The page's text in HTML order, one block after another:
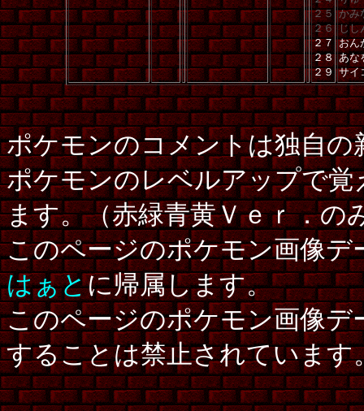
２５
２６
２７
２８
２９
かみ
じし
おん
あな
サイ
ポケモンのコメントは独自
ポケモンのレベルアップで
ます。（赤緑青黄Ｖｅｒ．の
このページのポケモン画像
はぁとに帰属します。
このページのポケモン画像
することは禁止されています